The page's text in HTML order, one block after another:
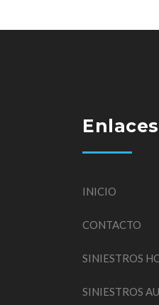
Enlaces
INICIO
CONTACTO
SINIESTROS
SINIESTROS